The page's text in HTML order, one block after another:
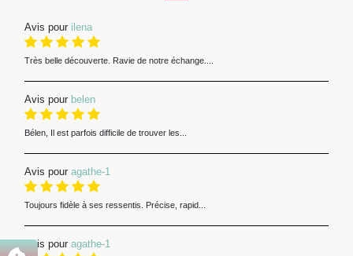
Avis pour ilena
Très belle découverte. Ravie de notre échange....
Avis pour belen
Bélen, Il est parfois difficile de trouver les...
Avis pour agathe-1
Toujours fidèle à ses ressentis. Précise, rapid...
Avis pour agathe-1